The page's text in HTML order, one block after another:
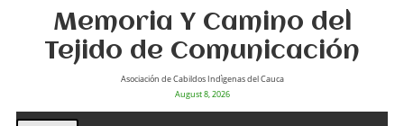
Memoria Y Camino del
Tejido de Comunicación
Asociación de Cabildos Indìgenas del Cauca
August 8, 2026